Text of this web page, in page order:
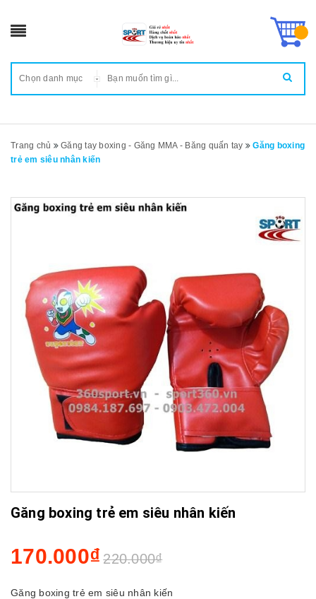
Chọn danh mục
Trang chủ Găng tay boxing - Găng MMA - Băng quấn tay
Găng boxing
trẻ em siêu nhân kiến
Găng boxing trẻ em siêu nhân kiến
170.000₫ 220.000₫
Găng boxing trẻ em siêu nhân kiến